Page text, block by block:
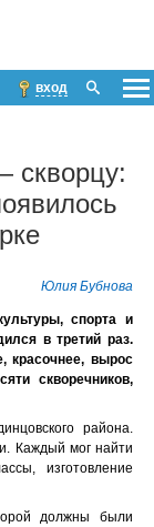
вход
скворцу:
Юлия Бубнова
спорта и
в третий раз.
красочнее, вырос
скворечников,
района.
Каждый мог найти
изготовление
должны были